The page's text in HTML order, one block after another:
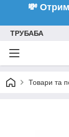
💸
ТРУБАБА
Товари та